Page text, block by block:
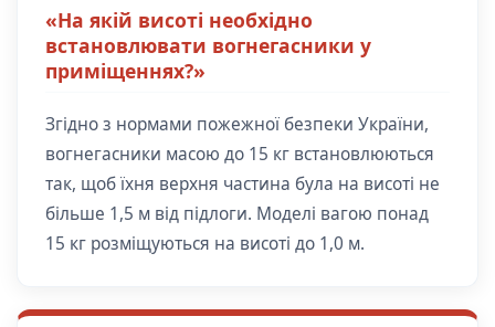
«На якій висоті необхідно
встановлювати вогнегасники у
приміщеннях?»
Згідно з нормами пожежної безпеки України,
вогнегасники масою до 15 кг встановлюються
так, щоб їхня верхня частина була на висоті не
більше 1,5 м від підлоги. Моделі вагою понад
15 кг розміщуються на висоті до 1,0 м.